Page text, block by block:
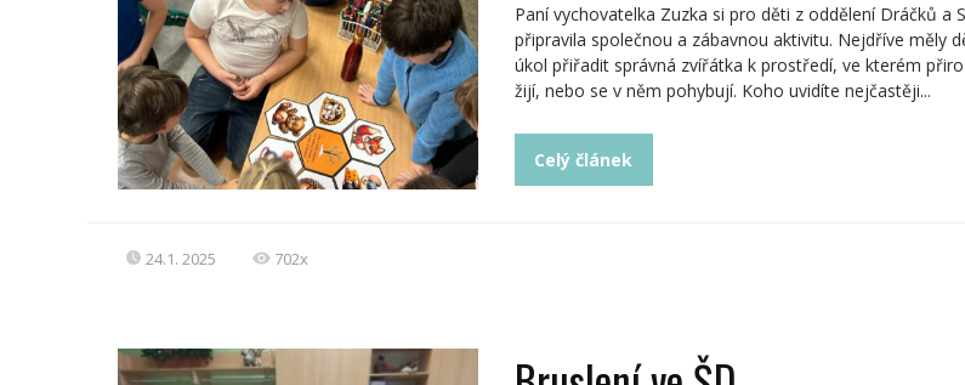
Paní vychovatelka Zuzka si pro děti z oddělení Dráčků a
připravila společnou a zábavnou aktivitu. Nejdříve měly
úkol přiřadit správná zvířátka k prostředí, ve kterém
žijí, nebo se v něm pohybují. Koho uvidíte nejčastěji...
Celý článek
24.1. 2025 702x